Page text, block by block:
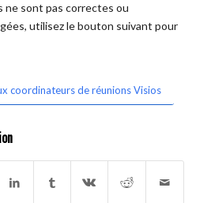
ne sont pas correctes ou
utilisez le bouton suivant pour
coordinateurs de réunions Visios